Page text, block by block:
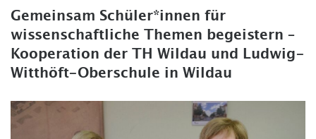
Gemeinsam Schüler*innen für
wissenschaftliche Themen begeistern –
Kooperation der TH Wildau und Ludwig-
Witthöft-Oberschule in Wildau